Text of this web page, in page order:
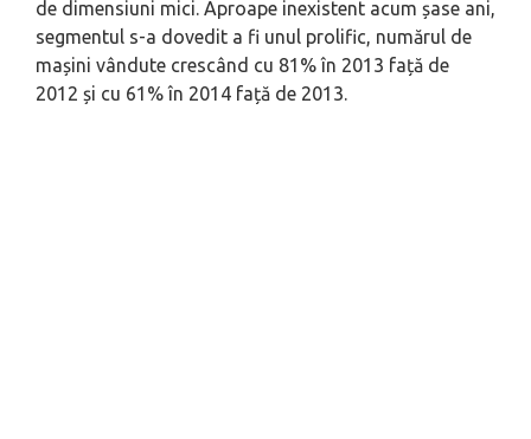
de dimensiuni mici. Aproape inexistent acum șase ani,
segmentul s-a dovedit a fi unul prolific, numărul de
mașini vândute crescând cu 81% în 2013 față de
2012 și cu 61% în 2014 față de 2013.